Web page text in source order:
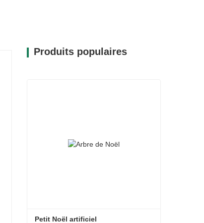
Produits populaires
Petit Noël artificiel